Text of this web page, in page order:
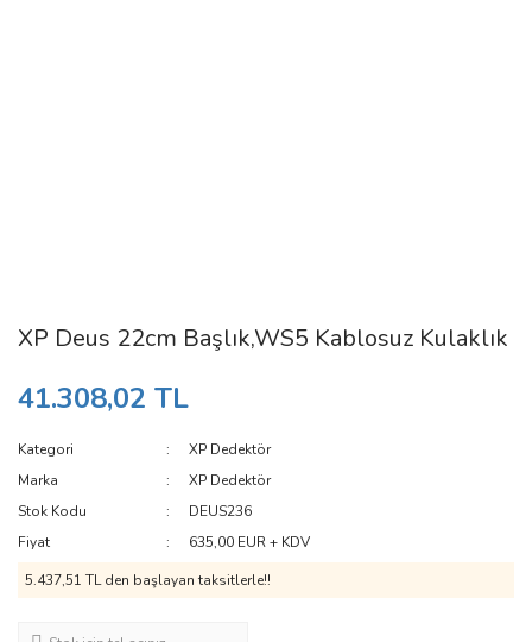
XP Deus 22cm Başlık,WS5 Kablosuz Kulaklık
41.308,02 TL
Kategori
XP Dedektör
Marka
XP Dedektör
Stok Kodu
DEUS236
Fiyat
635,00 EUR + KDV
5.437,51 TL den başlayan taksitlerle!!